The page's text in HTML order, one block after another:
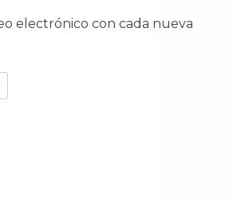
electrónico con cada nueva